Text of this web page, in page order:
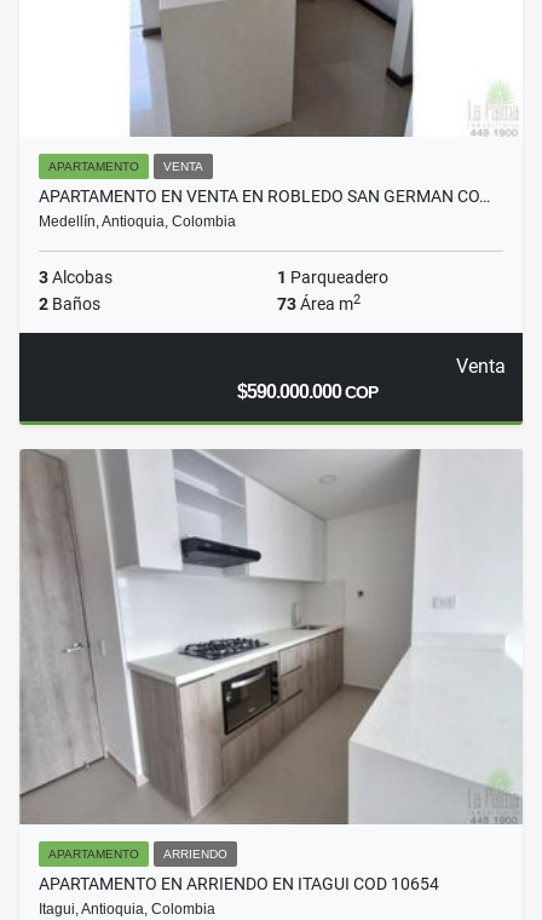
APARTAMENTO VENTA
APARTAMENTO EN VENTA EN ROBLEDO SAN GERMAN CO…
Medellín, Antioquia, Colombia
3Alcobas 1 Parqueadero
2 Baños 73Área m2
Venta
$590.000.000COP
APARTAMENTO ARRIENDO
APARTAMENTO EN ARRIENDO EN ITAGUI COD 10654
Itagui, Antioquia, Colombia